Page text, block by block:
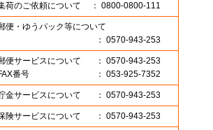
荷のご依頼について ： 0800-0800-111
便・ゆうパック等について
： 0570-943-253
便サービスについて
： 0570-943-253
番号
： 053-925-7352
金サービスについて ： 0570-943-253
険サービスについて ： 0570-943-253